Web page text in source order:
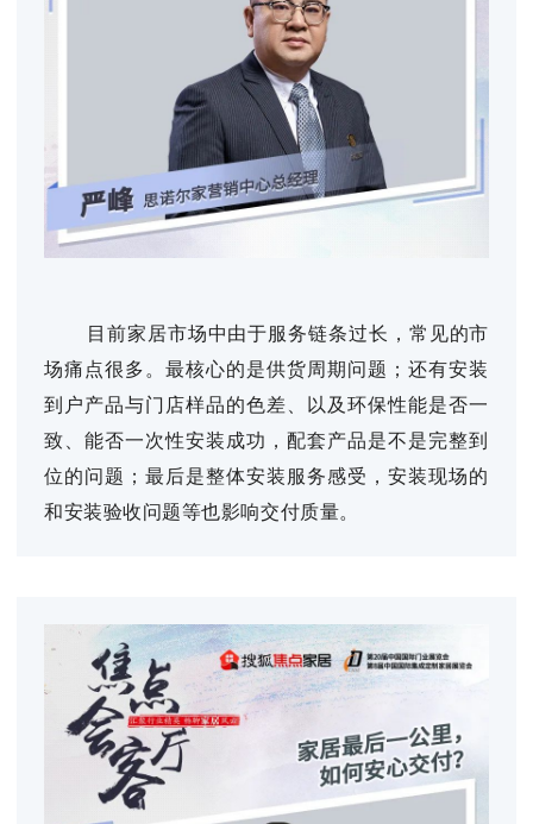
目前家居市场中由于服务链条过长，常见的市
场痛点很多。最核心的是供货周期问题；还有安装
到户产品与门店样品的色差、以及环保性能是否一
致、能否一次性安装成功，配套产品是不是完整到
位的问题；最后是整体安装服务感受，安装现场的
和安装验收问题等也影响交付质量。